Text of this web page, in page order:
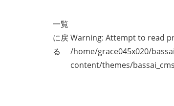
一覧
に戻
る
Warning: Attempt to read
/home/grace045x020/
content/themes/